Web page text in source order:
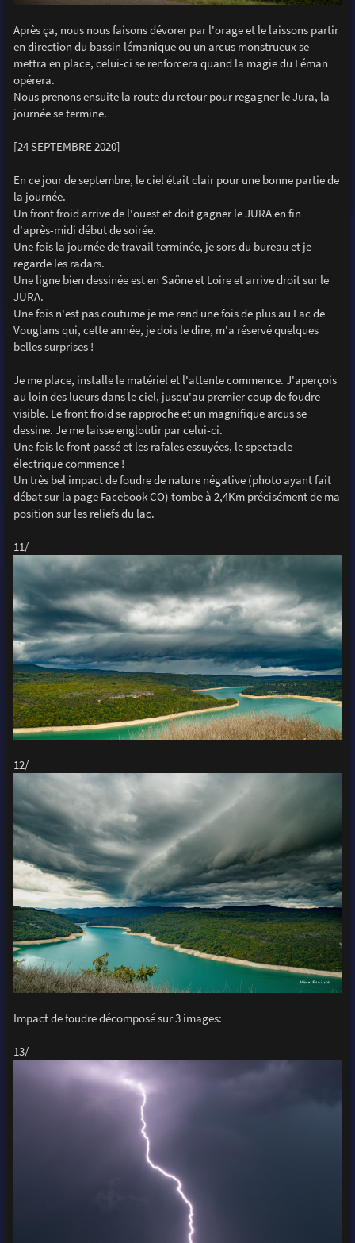
Après ça, nous nous faisons dévorer par l'orage et le laissons partir
en direction du bassin lémanique ou un arcus monstrueux se
mettra en place, celui-ci se renforcera quand la magie du Léman
opérera.
Nous prenons ensuite la route du retour pour regagner le Jura, la
journée se termine.
[24 SEPTEMBRE 2020]
En ce jour de septembre, le ciel était clair pour une bonne partie de
la journée.
Un front froid arrive de l'ouest et doit gagner le JURA en fin
d'après-midi début de soirée.
Une fois la journée de travail terminée, je sors du bureau et je
regarde les radars.
Une ligne bien dessinée est en Saône et Loire et arrive droit sur le
JURA.
Une fois n'est pas coutume je me rend une fois de plus au Lac de
Vouglans qui, cette année, je dois le dire, m'a réservé quelques
belles surprises !
Je me place, installe le matériel et l'attente commence. J'aperçois
au loin des lueurs dans le ciel, jusqu'au premier coup de foudre
visible. Le front froid se rapproche et un magnifique arcus se
dessine. Je me laisse engloutir par celui-ci.
Une fois le front passé et les rafales essuyées, le spectacle
électrique commence !
Un très bel impact de foudre de nature négative (photo ayant fait
débat sur la page Facebook CO) tombe à 2,4Km précisément de ma
position sur les reliefs du lac.
11/
12/
Impact de foudre décomposé sur 3 images:
13/